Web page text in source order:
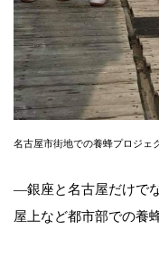
名古屋市街地での養蜂プロジェ
―銀座と名古屋だけで
屋上など都市部での養